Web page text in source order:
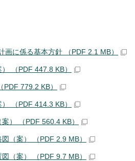
画に係る基本方針 （PDF 2.1 MB）
（PDF 447.8 KB）
779.2 KB）
（PDF 414.3 KB）
） （PDF 560.4 KB）
（案） （PDF 2.9 MB）
（案） （PDF 9.7 MB）